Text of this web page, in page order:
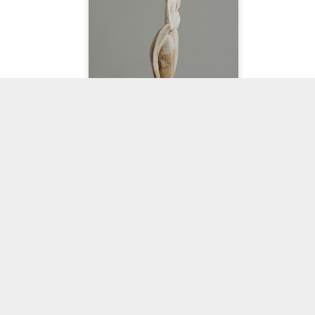
© Paolo Benvenuti 2002-2026. Tema Visualizzazioni dinamiche. Powered by